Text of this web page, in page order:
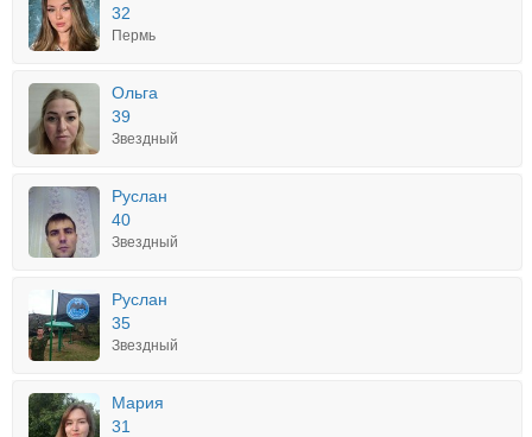
32
Пермь
Ольга
39
Звездный
Руслан
40
Звездный
Руслан
35
Звездный
Мария
31